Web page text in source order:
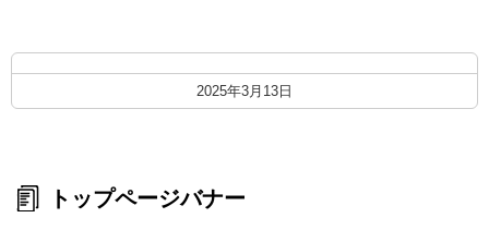
2025年3月13日
トップページバナー